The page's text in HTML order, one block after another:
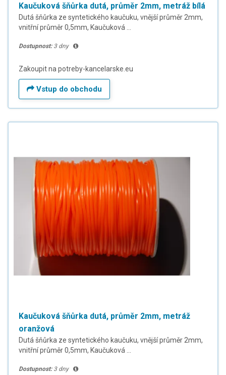
Kaučuková šňůrka dutá, průměr 2mm, metráž bílá
Dutá šňůrka ze syntetického kaučuku, vnější průměr 2mm,
vnitřní průměr 0,5mm, Kaučuková ...
Dostupnost: 3 dny
Zakoupit na potreby-kancelarske.eu
Vstup do obchodu
Kaučuková šňůrka dutá, průměr 2mm, metráž
oranžová
Dutá šňůrka ze syntetického kaučuku, vnější průměr 2mm,
vnitřní průměr 0,5mm, Kaučuková ...
Dostupnost: 3 dny